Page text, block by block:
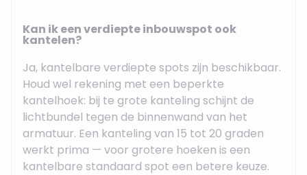
Kan ik een verdiepte inbouwspot ook
kantelen?
Ja, kantelbare verdiepte spots zijn beschikbaar.
Houd wel rekening met een beperkte
kantelhoek: bij te grote kanteling schijnt de
lichtbundel tegen de binnenwand van het
armatuur. Een kanteling van 15 tot 20 graden
werkt prima — voor grotere hoeken is een
kantelbare standaard spot een betere keuze.